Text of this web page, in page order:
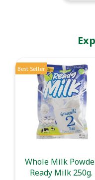
Best Seller
Whole Milk
Ready Milk 250g.